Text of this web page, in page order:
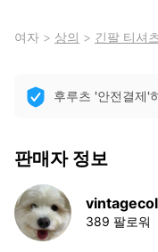
여자 > 상의 > 긴팔 티셔
후루츠 '안전결제'
판매자 정보
389 팔로워